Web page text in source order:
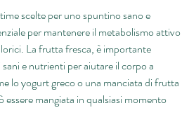
per mantenere il metabolismo attivo
La frutta fresca, è importante
e nutrienti per aiutare il corpo a
lo yogurt greco o una manciata di frutta
mangiata in qualsiasi momento